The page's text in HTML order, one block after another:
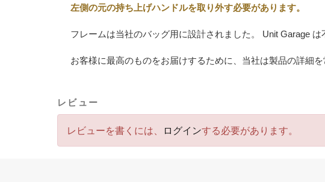
左側の元の持ち上げハンドルを取り外す必要があります。
フレームは当社のバッグ用に設計されました。 Unit Garage
お客様に最高のものをお届けするために、当社は製品の詳細
レビュー
レビューを書くには、 ログインする必要があります。